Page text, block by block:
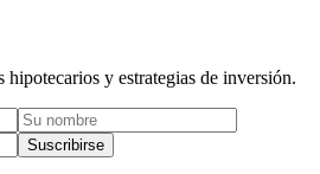
y estrategias de inversión.
Suscribirse